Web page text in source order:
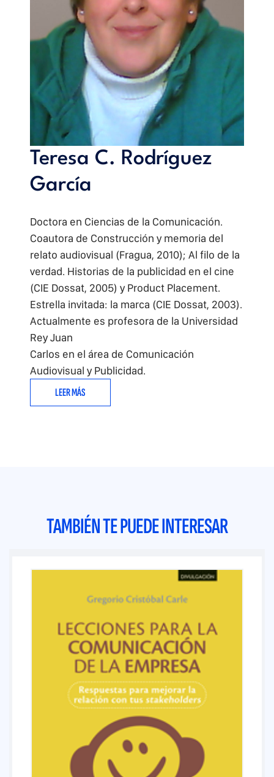
Teresa C. Rodríguez
García
Doctora en Ciencias de la Comunicación.
Coautora de Construcción y memoria del
relato audiovisual (Fragua, 2010); Al filo de la
verdad. Historias de la publicidad en el cine
(CIE Dossat, 2005) y Product Placement.
Estrella invitada: la marca (CIE Dossat, 2003).
Actualmente es profesora de la Universidad
Rey Juan
Carlos en el área de Comunicación
Audiovisual y Publicidad.
LEER MÁS
TAMBIÉN TE PUEDE INTERESAR